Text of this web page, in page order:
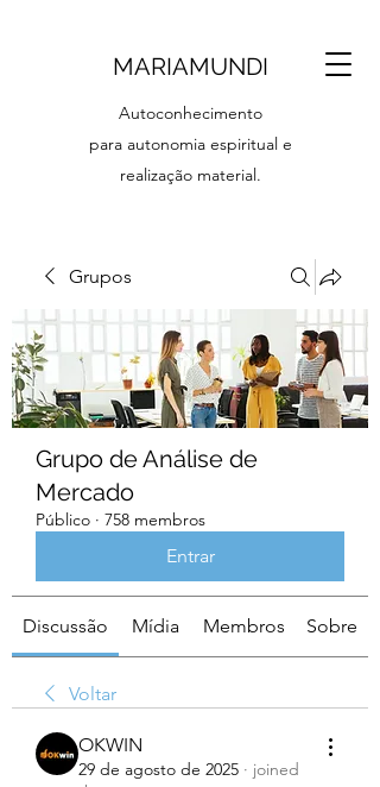
MARIAMUNDI
Autoconhecimento
para autonomia espiritual e
realização material.
Grupos
Grupo de Análise de
Mercado
Público · 758 membros
Entrar
Discussão Mídia Membros Sobre
Voltar
OKWIN
29 de agosto de 2025 · joined